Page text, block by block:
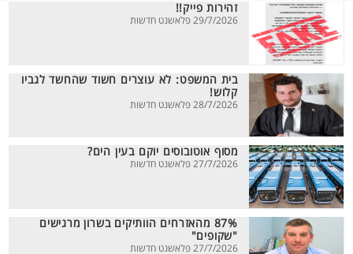
זהירות פייק!!
29/7/2026 פלאשנט חדשות
בית המשפט: לא עוצרים חשוד שהחשד לגביו
קלוש!
28/7/2026 פלאשנט חדשות
מסוף אוטובוסים יוקם בעין הים?
27/7/2026 פלאשנט חדשות
87% מהאזרחים הוותיקים בשרון מרגישים
"שקופים"
27/7/2026 פלאשנט חדשות